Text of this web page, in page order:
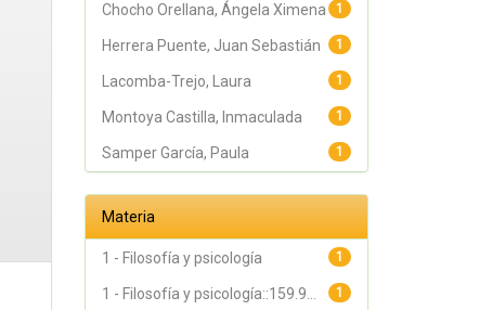
1
Chocho Orellana, Ángela Ximena
1
Herrera Puente, Juan Sebastián
1
Lacomba-Trejo, Laura
1
Montoya Castilla, Inmaculada
1
Samper García, Paula
Materia
1
1 - Filosofía y psicología
1
1 - Filosofía y psicología::159.9...